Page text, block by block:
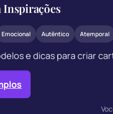
Inspirações
Emocional Autêntico Atemporal
e dicas para criar